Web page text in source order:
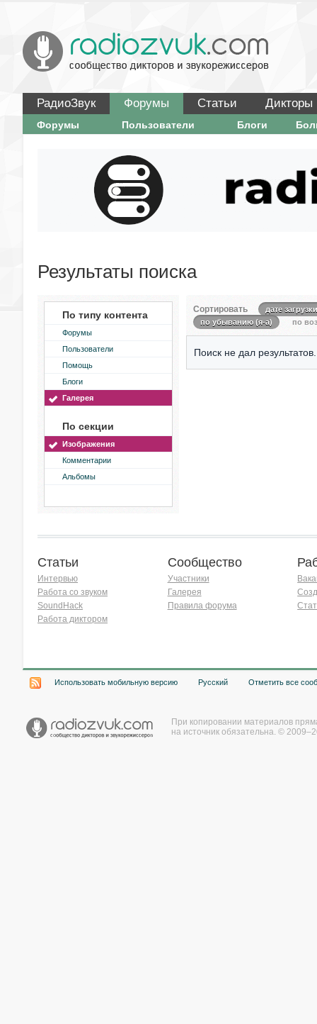
РадиоЗвук Форумы Статьи Дикторы
Форумы Пользователи Блоги
Результаты поиска
По типу контента
Форумы
Пользователи
Помощь
Блоги
Галерея
По секции
Изображения
Комментарии
Альбомы
Сортировать
дате загрузки
по убыванию (я-а)
по
Поиск не дал результатов.
Статьи
Интервью
Работа со звуком
SoundHack
Работа диктором
Сообщество
Участники
Галерея
Правила форума
Использовать мобильную версию Русский Отметить все
При копировании материалов
на источник обязательна. ©